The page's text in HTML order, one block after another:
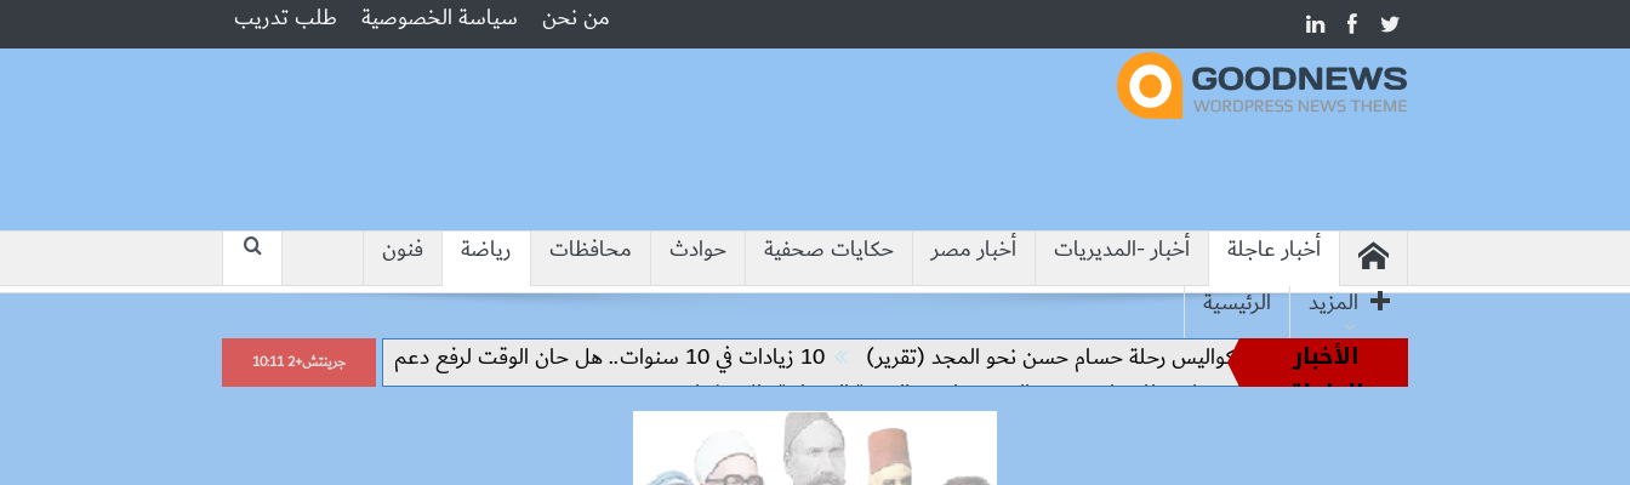
من نحن سياسة الخصوصية طلب تدريب
أخبار عاجلة أخبار -المديريات أخبار مصر حكايات صحفية حوادث محافظات رياضة
فنون
المزيد
الرئيسية
الأخبار
العاجلة
من أساطير الملاعب إلى قيادة الفراعنة.. كواليس رحلة حسام حسن نحو المجد (تقرير) 10 زيادات في 10 سنوات.. هل حان الوقت لرفع دعم البنزين نهائيا؟
“جبروت امرأة”.. مارست الرذيلة
التنمية المحلية تنتهي من المخططين التفصيليين للمنيا ويوسف الصديق لدعم التنمية العمرانية والاستثمار
جرينتش+2 10:11